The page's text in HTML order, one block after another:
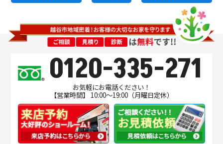
0120-335-271
お気軽にお電話ください！
【営業時間】 10:00～19:00（月曜日定休）